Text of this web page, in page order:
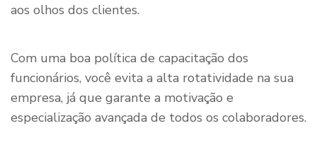
aos olhos dos clientes.
Com uma boa política de capacitação dos
funcionários, você evita a alta rotatividade na sua
empresa, já que garante a motivação e
especialização avançada de todos os colaboradores.